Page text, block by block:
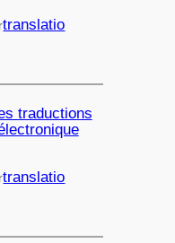
translatio
traductions
translatio